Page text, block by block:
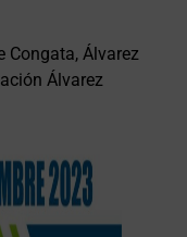
Congata, Álvarez
Álvarez